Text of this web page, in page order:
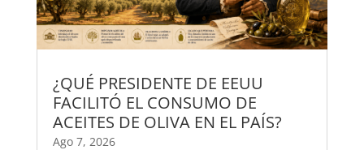
¿QUÉ PRESIDENTE DE EEUU
FACILITÓ EL CONSUMO DE
ACEITES DE OLIVA EN EL PAÍS?
Ago 7, 2026